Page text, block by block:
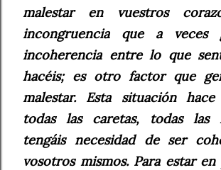
malestar en vuestros
incongruencia que a veces
incoherencia entre lo que
hacéis; es otro factor que
malestar. Esta situación
todas las caretas, todas las
tengáis necesidad de ser
vosotros mismos. Para estar